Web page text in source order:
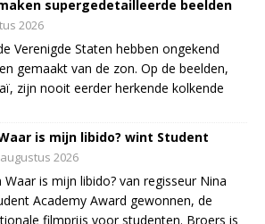
supergedetailleerde beelden
2026
Verenigde Staten hebben ongekend
gemaakt van de zon. Op de beelden,
zijn nooit eerder herkende kolkende
is mijn libido? wint Student
2026
is mijn libido? van regisseur Nina
Academy Award gewonnen, de
filmprijs voor studenten. Broers is